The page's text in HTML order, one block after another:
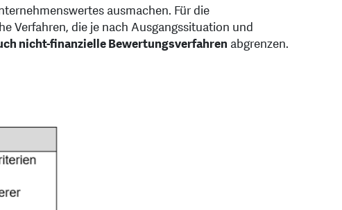
aus­machen. Für die
Verfahren, die je nach Ausgangssituation und
nicht-finanzielle Be­wer­­tungsverfahren abgrenzen.